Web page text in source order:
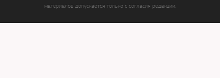
материалов допускается только с согласия редакции.